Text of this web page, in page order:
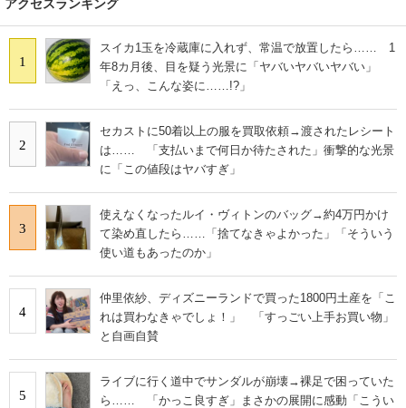
アクセスランキング
1
スイカ1玉を冷蔵庫に入れず、常温で放置したら…… 1
年8カ月後、目を疑う光景に「ヤバいヤバいヤバい」
「えっ、こんな姿に……!?」
2
セカストに50着以上の服を買取依頼→渡されたレシート
は…… 「支払いまで何日か待たされた」衝撃的な光景
に「この値段はヤバすぎ」
3
使えなくなったルイ・ヴィトンのバッグ→約4万円かけ
て染め直したら……「捨てなきゃよかった」「そういう
使い道もあったのか」
4
仲里依紗、ディズニーランドで買った1800円土産を「こ
れは買わなきゃでしょ！」 「すっごい上手お買い物」
と自画自賛
5
ライブに行く道中でサンダルが崩壊→裸足で困っていた
ら…… 「かっこ良すぎ」まさかの展開に感動「こうい